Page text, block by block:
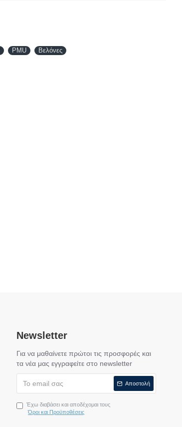
PMU Βελόνες
Newsletter
Για να μαθαίνετε πρώτοι τις προσφορές και
τα νέα μας εγγραφείτε στο newsletter
Αποστολή
Έχω διαβάσει και αποδέχομαι τους
Όροι και Προϋποθέσεις